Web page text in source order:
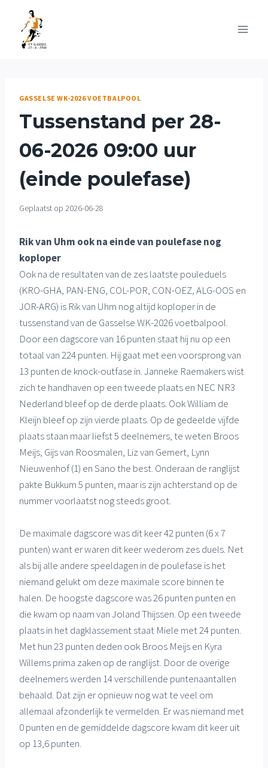
Doorgaan
inhoud
GASSELSE WK-2026 VOETBALPOOL
Tussenstand per 28-
06-2026 09:00 uur
(einde poulefase)
Geplaatst op 2026-06-28
Rik van Uhm ook na einde van poulefase nog
koploper
Ook na de resultaten van de zes laatste pouleduels
(KRO-GHA, PAN-ENG, COL-POR, CON-OEZ, ALG-OOS en
JOR-ARG) is Rik van Uhm nog altijd koploper in de
tussenstand van de Gasselse WK-2026 voetbalpool.
Door een dagscore van 16 punten staat hij nu op een
totaal van 224 punten. Hij gaat met een voorsprong van
13 punten de knock-outfase in. Janneke Raemakers wist
zich te handhaven op een tweede plaats en NEC NR3
Nederland bleef op de derde plaats. Ook William de
Kleijn bleef op zijn vierde plaats. Op de gedeelde vijfde
plaats staan maar liefst 5 deelnemers, te weten Broos
Meijs, Gijs van Roosmalen, Liz van Gemert, Lynn
Nieuwenhof (1) en Sano the best. Onderaan de ranglijst
pakte Bukkum 5 punten, maar is zijn achterstand op de
nummer voorlaatst nog steeds groot.
De maximale dagscore was dit keer 42 punten (6 x 7
punten) want er waren dit keer wederom zes duels. Net
als bij alle andere speeldagen in de poulefase is het
niemand gelukt om deze maximale score binnen te
halen. De hoogste dagscore was 26 punten punten en
die kwam op naam van Joland Thijssen. Op een tweede
plaats in het dagklassement staat Miele met 24 punten.
Met hun 23 punten deden ook Broos Meijs en Kyra
Willems prima zaken op de ranglijst. Door de overige
deelnemers werden 14 verschillende puntenaantallen
behaald. Dat zijn er opnieuw nog wat te veel om
allemaal afzonderlijk te vermelden. Er was niemand met
0 punten en de gemiddelde dagscore kwam dit keer uit
op 13,6 punten.